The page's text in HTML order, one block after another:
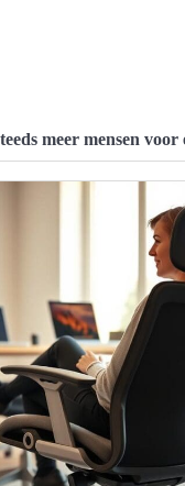
meer mensen voor